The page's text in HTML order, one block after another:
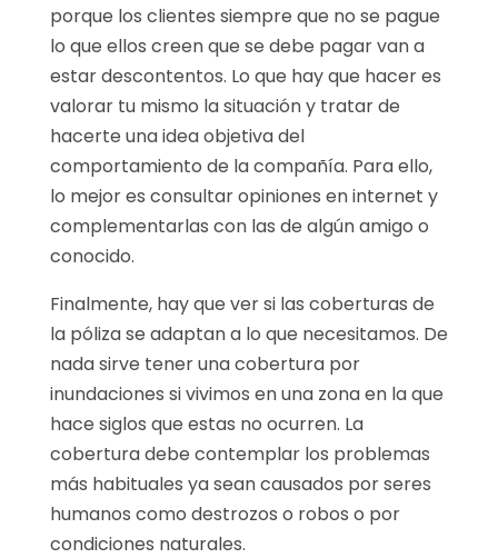
porque los clientes siempre que no se pague
lo que ellos creen que se debe pagar van a
estar descontentos. Lo que hay que hacer es
valorar tu mismo la situación y tratar de
hacerte una idea objetiva del
comportamiento de la compañía. Para ello,
lo mejor es consultar opiniones en internet y
complementarlas con las de algún amigo o
conocido.
Finalmente, hay que ver si las coberturas de
la póliza se adaptan a lo que necesitamos. De
nada sirve tener una cobertura por
inundaciones si vivimos en una zona en la que
hace siglos que estas no ocurren. La
cobertura debe contemplar los problemas
más habituales ya sean causados por seres
humanos como destrozos o robos o por
condiciones naturales.